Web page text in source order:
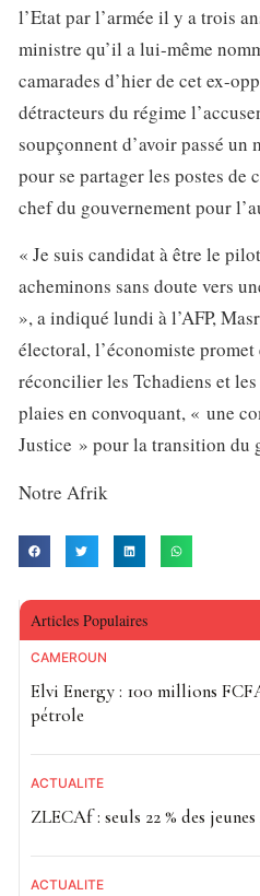
l’Etat par l’armée il y a trois
ministre qu’il a lui-même
camarades d’hier de cet ex-
détracteurs du régime
soupçonnent d’avoir passé un
pour se partager les postes de
chef du gouvernement pour
« Je suis candidat à être le
acheminons sans doute vers
», a indiqué lundi à l’AFP,
électoral, l’économiste promet
réconcilier les Tchadiens et
plaies en convoquant, « une
Justice » pour la transition du
Notre Afrik
Articles Populaires
CAMEROUN
Elvi Energy : 100 millions
pétrole
ACTUALITE
ZLECAf : seuls 22 % des
ACTUALITE